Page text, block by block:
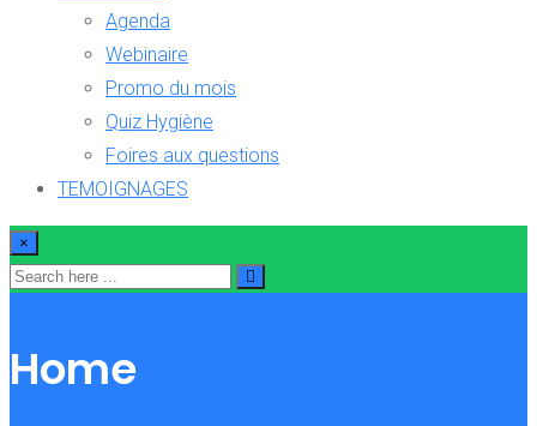
Agenda
Webinaire
Promo du mois
Quiz Hygiène
Foires aux questions
TEMOIGNAGES
×
Home